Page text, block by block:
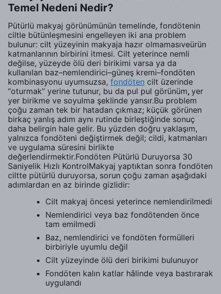
Temel Nedeni Nedir?
Pütürlü makyaj görünümünün temelinde, fondötenin
ciltle bütünleşmesini engelleyen iki ana problem
bulunur: cilt yüzeyinin makyaja hazır olmamasıveürün
katmanlarının birbirini itmesi. Cilt yeterince nemli
değilse, yüzeyde ölü deri birikimi varsa ya da
kullanılan baz–nemlendirici–güneş kremi–fondöten
kombinasyonu uyumsuzsa, fondöten cilt üzerinde
“oturmak” yerine tutunur, bu da pul pul görünüm, yer
yer birikme ve soyulma şeklinde yansır.Bu problem
çoğu zaman tek bir hatadan çıkmaz; küçük görünen
birkaç yanlış adım aynı rutinde birleştiğinde sonuç
daha belirgin hale gelir. Bu yüzden doğru yaklaşım,
yalnızca fondöteni değiştirmek değil; cildi, katmanları
ve uygulama süresini birlikte
değerlendirmektir.Fondöten Pütürlü Duruyorsa 30
Saniyelik Hızlı KontrolMakyaj yaptıktan sonra fondöten
ciltte pütürlü duruyorsa, sorun çoğu zaman aşağıdaki
adımlardan en az birinde gizlidir:
Cilt makyaj öncesi yeterince nemlendirilmedi
Nemlendirici veya baz fondötenden önce
tam emilmedi
Baz, nemlendirici ve fondöten formülleri
birbiriyle uyumlu değil
Cilt yüzeyinde ölü deri birikimi bulunuyor
Fondöten kalın katlar hâlinde veya bastırarak
uygulandı